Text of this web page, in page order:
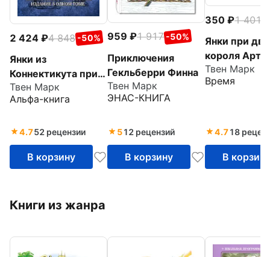
2 424 4 848 -50%
Янки из
Коннектикута при
дворе короля
Артура. Принц и
Приключения Тома
Сойера
Твен Марк
Альфа-книга
4.752 рецензии
В корзину
959 1 917 -50%
Приключения
Гекльберри Финна
Твен Марк
ЭНАС-КНИГА
512 рецензий
В корзину
350 1 401
Янки при
короля
Твен Марк
Время
4.718
В корзину
Книги из жанра